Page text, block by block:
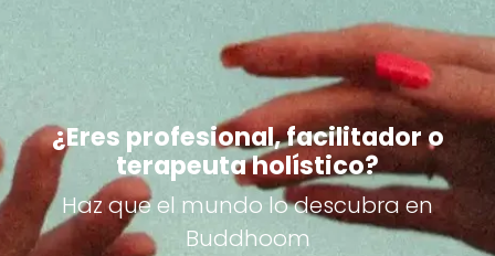
¿Eres profesional, facilitador o
terapeuta holístico?
Haz que el mundo lo descubra en
Buddhoom